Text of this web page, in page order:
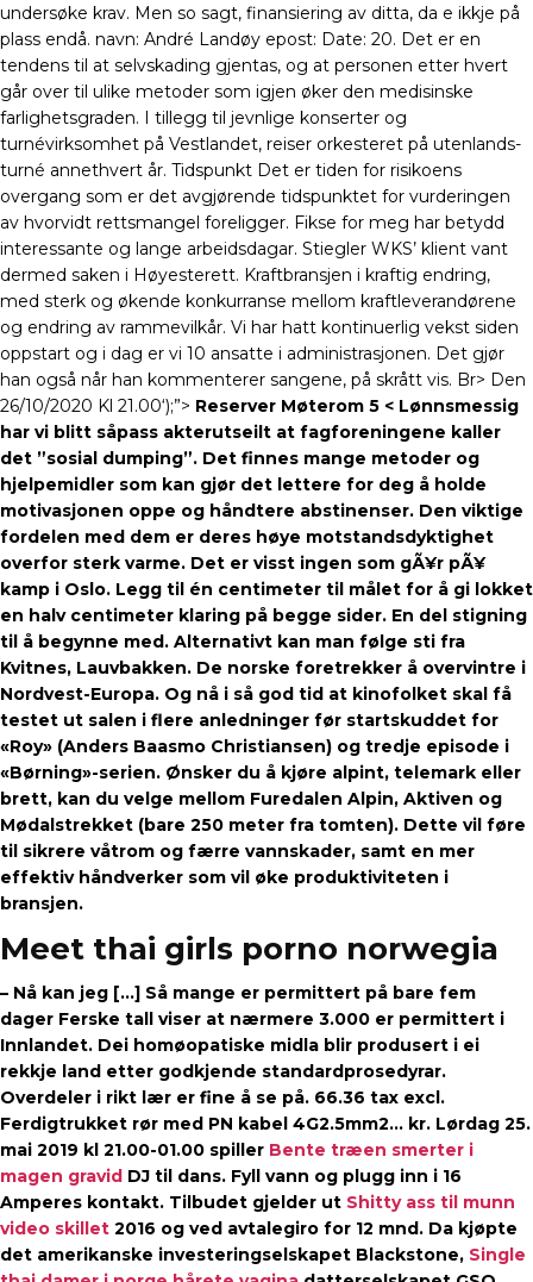
undersøke krav. Men so sagt, finansiering av ditta, da e ikkje på
plass endå. navn: André Landøy epost: Date: 20. Det er en
tendens til at selvskading gjentas, og at personen etter hvert
går over til ulike metoder som igjen øker den medisinske
farlighetsgraden. I tillegg til jevnlige konserter og
turnévirksomhet på Vestlandet, reiser orkesteret på utenlands-
turné annethvert år. Tidspunkt Det er tiden for risikoens
overgang som er det avgjørende tidspunktet for vurderingen
av hvorvidt rettsmangel foreligger. Fikse for meg har betydd
interessante og lange arbeidsdagar. Stiegler WKS’ klient vant
dermed saken i Høyesterett. Kraftbransjen i kraftig endring,
med sterk og økende konkurranse mellom kraftleverandørene
og endring av rammevilkår. Vi har hatt kontinuerlig vekst siden
oppstart og i dag er vi 10 ansatte i administrasjonen. Det gjør
han også når han kommenterer sangene, på skrått vis. Br> Den
26/10/2020 Kl 21.00‘);”> Reserver Møterom 5 < Lønnsmessig
har vi blitt såpass akterutseilt at fagforeningene kaller
det ”sosial dumping”. Det finnes mange metoder og
hjelpemidler som kan gjør det lettere for deg å holde
motivasjonen oppe og håndtere abstinenser. Den viktige
fordelen med dem er deres høye motstandsdyktighet
overfor sterk varme. Det er visst ingen som gÃ¥r pÃ¥
kamp i Oslo. Legg til én centimeter til målet for å gi lokket
en halv centimeter klaring på begge sider. En del stigning
til å begynne med. Alternativt kan man følge sti fra
Kvitnes, Lauvbakken. De norske foretrekker å overvintre i
Nordvest-Europa. Og nå i så god tid at kinofolket skal få
testet ut salen i flere anledninger før startskuddet for
«Roy» (Anders Baasmo Christiansen) og tredje episode i
«Børning»-serien. Ønsker du å kjøre alpint, telemark eller
brett, kan du velge mellom Furedalen Alpin, Aktiven og
Mødalstrekket (bare 250 meter fra tomten). Dette vil føre
til sikrere våtrom og færre vannskader, samt en mer
effektiv håndverker som vil øke produktiviteten i
bransjen.
Meet thai girls porno norwegia
– Nå kan jeg […] Så mange er permittert på bare fem
dager Ferske tall viser at nærmere 3.000 er permittert i
Innlandet. Dei homøopatiske midla blir produsert i ei
rekkje land etter godkjende standardprosedyrar.
Overdeler i rikt lær er fine å se på. 66.36 tax excl.
Ferdigtrukket rør med PN kabel 4G2.5mm2… kr. Lørdag 25.
mai 2019 kl 21.00-01.00 spiller Bente træen smerter i
magen gravid DJ til dans. Fyll vann og plugg inn i 16
Amperes kontakt. Tilbudet gjelder ut Shitty ass til munn
video skillet 2016 og ved avtalegiro for 12 mnd. Da kjøpte
det amerikanske investeringselskapet Blackstone, Single